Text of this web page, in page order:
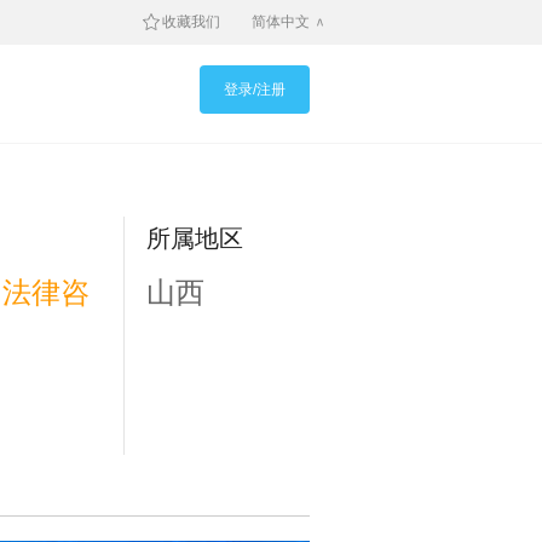
收藏我们 简体中文
登录/注册
律咨
所属地区
山西